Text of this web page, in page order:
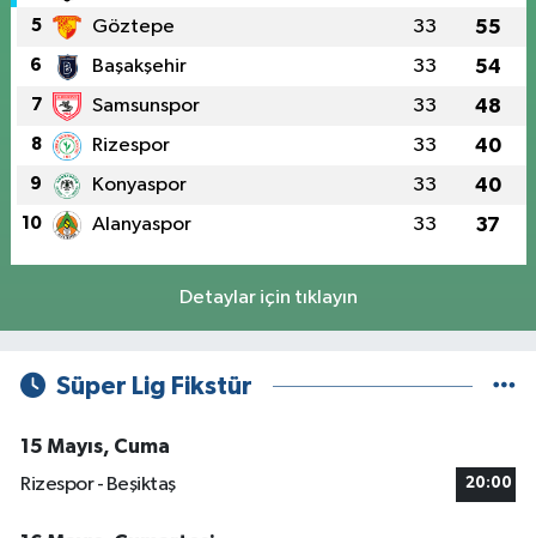
5 Göztepe 33 55
6 Başakşehir 33 54
7 Samsunspor 33 48
8 Rizespor 33 40
9 Konyaspor 33 40
10 Alanyaspor 33 37
Detaylar için tıklayın
Süper Lig Fikstür
15 Mayıs, Cuma
Rizespor - Beşiktaş
20:00